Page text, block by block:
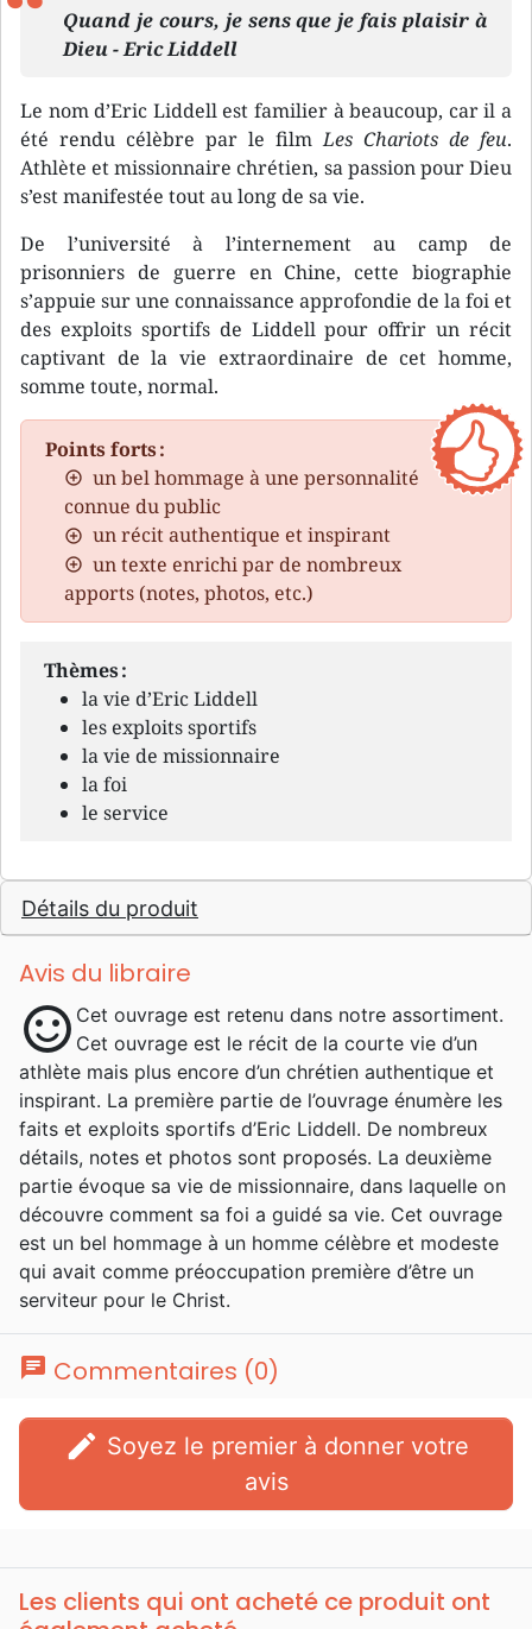
Quand je cours, je sens que je fais plaisir à
Dieu - Eric Liddell
Le nom d’Eric Liddell est familier à beaucoup, car il a
été rendu célèbre par le filmLes Chariots de feu.
Athlète et missionnaire chrétien, sa passion pour Dieu
s’est manifestée tout au long de sa vie.
De l’université à l’internement au camp de
prisonniers de guerre en Chine, cette biographie
s’appuie sur une connaissance approfondie de la foi et
des exploits sportifs de Liddell pour offrir un récit
captivant de la vie extraordinaire de cet homme,
somme toute, normal.
Points forts :
un bel hommage à une personnalité
connue du public
un récit authentique et inspirant
un texte enrichi par de nombreux
apports (notes, photos, etc.)
Thèmes :
la vie d’Eric Liddell
les exploits sportifs
la vie de missionnaire
la foi
le service
Détails du produit
Avis du libraire
sentiment_satisfied Cet ouvrage est retenu dans notre assortiment.
Cet ouvrage est le récit de la courte vie d’un
athlète mais plus encore d’un chrétien authentique et
inspirant. La première partie de l’ouvrage énumère les
faits et exploits sportifs d’Eric Liddell. De nombreux
détails, notes et photos sont proposés. La deuxième
partie évoque sa vie de missionnaire, dans laquelle on
découvre comment sa foi a guidé sa vie. Cet ouvrage
est un bel hommage à un homme célèbre et modeste
qui avait comme préoccupation première d’être un
serviteur pour le Christ.
chat Commentaires (0)
edit
avis
Les clients qui ont acheté ce produit ont